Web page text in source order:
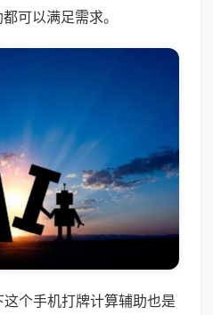
可以满足需求。
个手机打牌计算辅助也是